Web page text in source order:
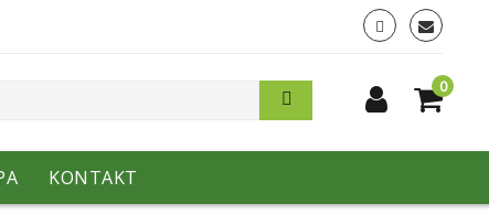
0
KONTAKT